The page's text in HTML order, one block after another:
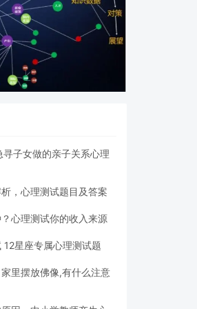
子女做的亲子关系心理
，心理测试题目及答案
心理测试你的收入来源
星座专属心理测试题
里摆放佛像,有什么注意